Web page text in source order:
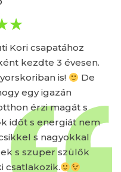
Kori csapatához
kezdte 3 évesen.
is!
De
egy igazán
érzi magát s
időt s energiát nem
s nagyokkal
s szuper szülők
csatlakozik.